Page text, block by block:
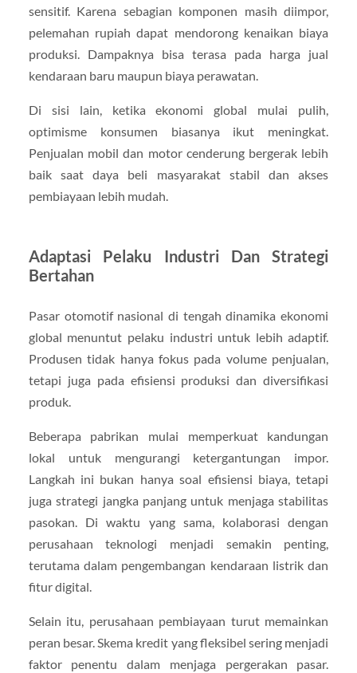
sensitif. Karena sebagian komponen masih diimpor,
pelemahan rupiah dapat mendorong kenaikan biaya
produksi. Dampaknya bisa terasa pada harga jual
kendaraan baru maupun biaya perawatan.
Di sisi lain, ketika ekonomi global mulai pulih,
optimisme konsumen biasanya ikut meningkat.
Penjualan mobil dan motor cenderung bergerak lebih
baik saat daya beli masyarakat stabil dan akses
pembiayaan lebih mudah.
Adaptasi Pelaku Industri Dan Strategi
Bertahan
Pasar otomotif nasional di tengah dinamika ekonomi
global menuntut pelaku industri untuk lebih adaptif.
Produsen tidak hanya fokus pada volume penjualan,
tetapi juga pada efisiensi produksi dan diversifikasi
produk.
Beberapa pabrikan mulai memperkuat kandungan
lokal untuk mengurangi ketergantungan impor.
Langkah ini bukan hanya soal efisiensi biaya, tetapi
juga strategi jangka panjang untuk menjaga stabilitas
pasokan. Di waktu yang sama, kolaborasi dengan
perusahaan teknologi menjadi semakin penting,
terutama dalam pengembangan kendaraan listrik dan
fitur digital.
Selain itu, perusahaan pembiayaan turut memainkan
peran besar. Skema kredit yang fleksibel sering menjadi
faktor penentu dalam menjaga pergerakan pasar.